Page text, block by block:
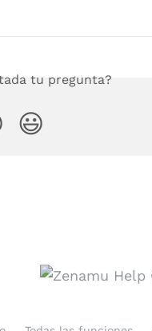
tu pregunta?
😃